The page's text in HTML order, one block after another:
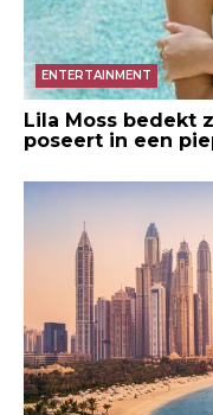
ENTERTAINMENT
Lila Moss bedekt
poseert in een